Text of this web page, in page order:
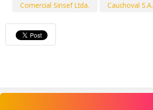
Comercial Sinsef Ltda.
Cauchoval S.A.